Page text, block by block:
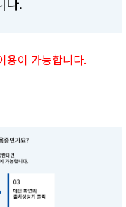
용이 가능합니다.